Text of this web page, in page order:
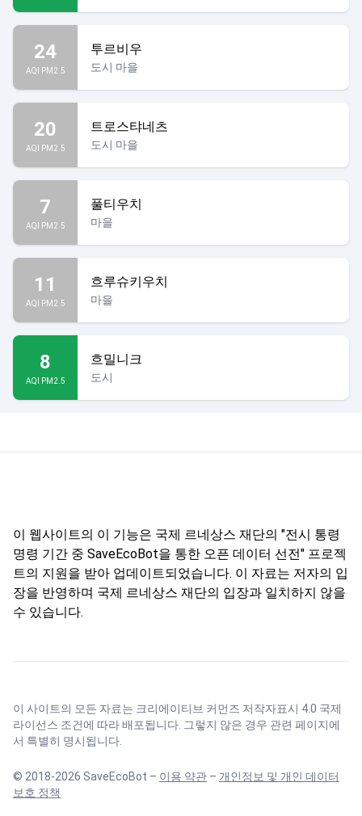
24
AQI PM2.5
투르비우
도시 마을
20
AQI PM2.5
트로스탸네츠
도시 마을
7
AQI PM2.5
풀티우치
마을
11
AQI PM2.5
흐루슈키우치
마을
8
AQI PM2.5
흐밀니크
도시
이 웹사이트의 이 기능은 국제 르네상스 재단의 "전시 통령
명령 기간 중 SaveEcoBot을 통한 오픈 데이터 선전" 프로젝
트의 지원을 받아 업데이트되었습니다. 이 자료는 저자의 입
장을 반영하며 국제 르네상스 재단의 입장과 일치하지 않을
수 있습니다.
이 사이트의 모든 자료는 크리에이티브 커먼즈 저작자표시 4.0 국제
라이선스 조건에 따라 배포됩니다. 그렇지 않은 경우 관련 페이지에
서 특별히 명시됩니다.
© 2018-2026 SaveEcoBot – 이용 약관 – 개인정보 및 개인 데이터
보호 정책